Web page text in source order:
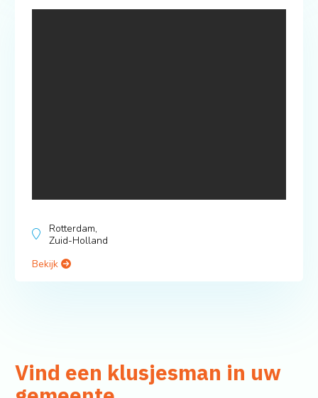
Rotterdam,
Zuid-Holland
Bekijk
Vind een klusjesman in uw